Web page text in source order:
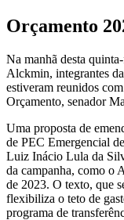
Orçamento
Na manhã desta
Alckmin, integrantes
estiveram reunidos
Orçamento, senador
Uma proposta de
de PEC Emergencial
Luiz Inácio Lula da
da campanha, como o
de 2023. O texto, que
flexibiliza o teto de
programa de